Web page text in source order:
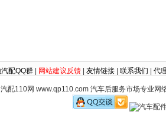
配QQ群 网站建议反馈 友情链接 联系我们 代
配110网 www.qp110.com 汽车后服务市场专业网